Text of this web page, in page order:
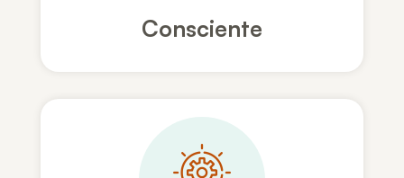
Consciente